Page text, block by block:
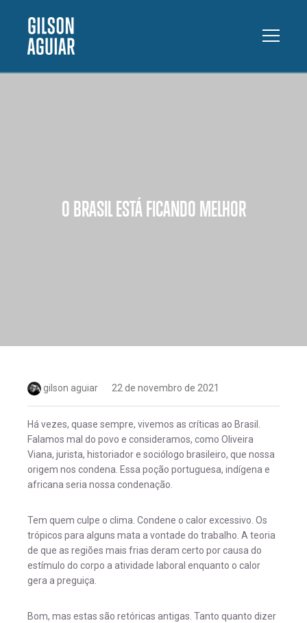
O BRASIL ESTÁ FICANDO MELHOR
gilson aguiar 22 de novembro de 2021
Há vezes, quase sempre, vivemos as críticas ao Brasil.
Falamos mal do povo e consideramos, como Oliveira
Viana, jurista, historiador e sociólogo brasileiro, que nossa
origem nos condena. Essa poção portuguesa, indígena e
africana seria nossa condenação.
Tem quem culpe o clima. Condene o calor excessivo. Os
trópicos para alguns mata a vontade do trabalho. A teoria
de que as regiões mais frias deram certo por causa do
estímulo do corpo a atividade laboral enquanto o calor
gera a preguiça.
Bom, mas estas são retóricas antigas. Tanto quanto dizer